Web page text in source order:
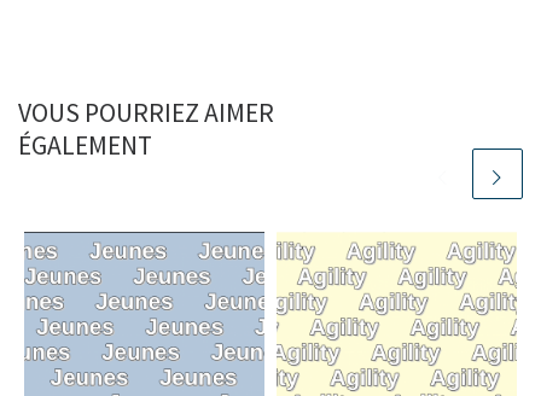
VOUS POURRIEZ AIMER
ÉGALEMENT